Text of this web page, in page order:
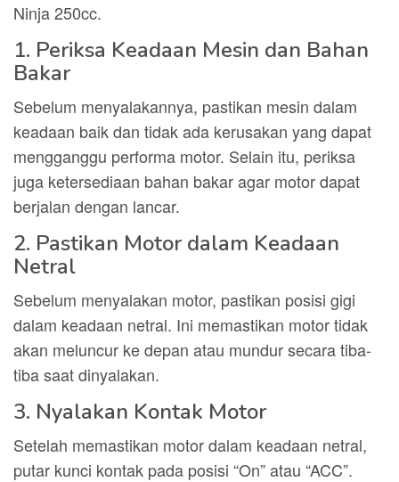
Ninja 250cc.
1. Periksa Keadaan Mesin dan Bahan
Bakar
Sebelum menyalakannya, pastikan mesin dalam
keadaan baik dan tidak ada kerusakan yang dapat
mengganggu performa motor. Selain itu, periksa
juga ketersediaan bahan bakar agar motor dapat
berjalan dengan lancar.
2. Pastikan Motor dalam Keadaan
Netral
Sebelum menyalakan motor, pastikan posisi gigi
dalam keadaan netral. Ini memastikan motor tidak
akan meluncur ke depan atau mundur secara tiba-
tiba saat dinyalakan.
3. Nyalakan Kontak Motor
Setelah memastikan motor dalam keadaan netral,
putar kunci kontak pada posisi “On” atau “ACC”.